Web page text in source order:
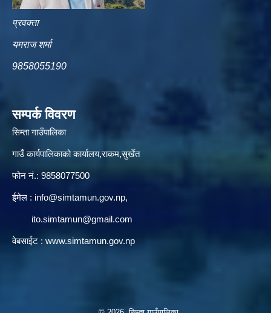
प्रवक्ता
यमराज शर्मा
9858055190
सम्पर्क विवरण
सिम्ता गाउँपालिका
गाउँ कार्यपालिकाको कार्यालय,राकम,सुर्खेत
फोन नं.: 9858077500
ईमेल‌ : info@simtamun.gov.np,
ito.simtamun@gmail.com
वेबसाईट : www.simtamun.gov.np